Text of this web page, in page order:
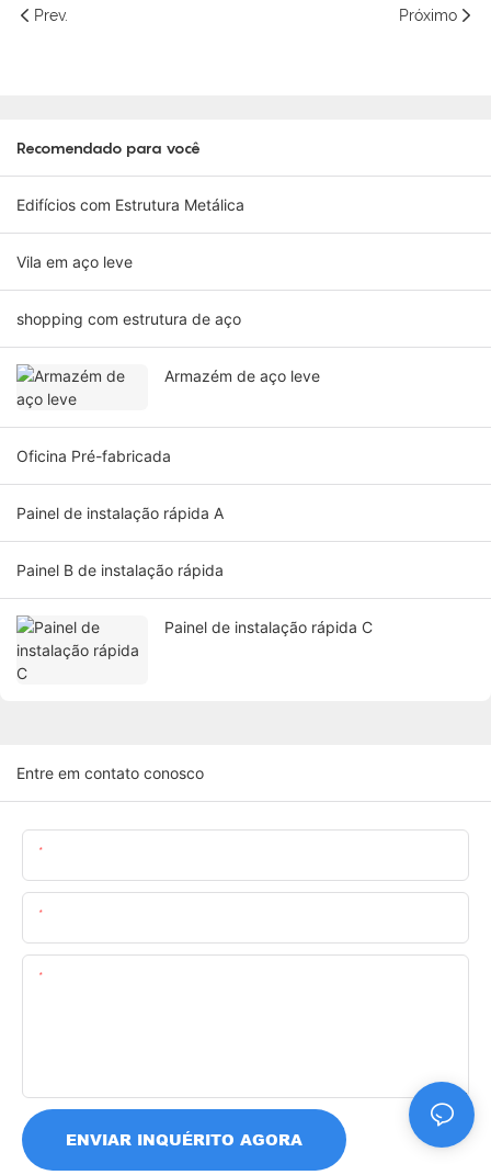
Prev. Próximo
Recomendado para você
Edifícios com Estrutura Metálica
Vila em aço leve
shopping com estrutura de aço
Armazém de aço leve
Oficina Pré-fabricada
Painel de instalação rápida A
Painel B de instalação rápida
Painel de instalação rápida C
Entre em contato conosco
ENVIAR INQUÉRITO AGORA